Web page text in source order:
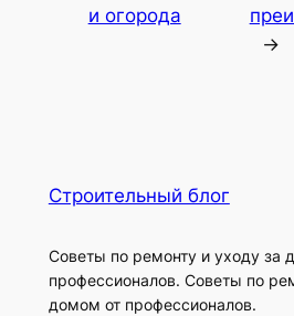
и огорода
→
Строительный блог
Советы по ремонту и уходу за
профессионалов. Советы по
домом от профессионалов.